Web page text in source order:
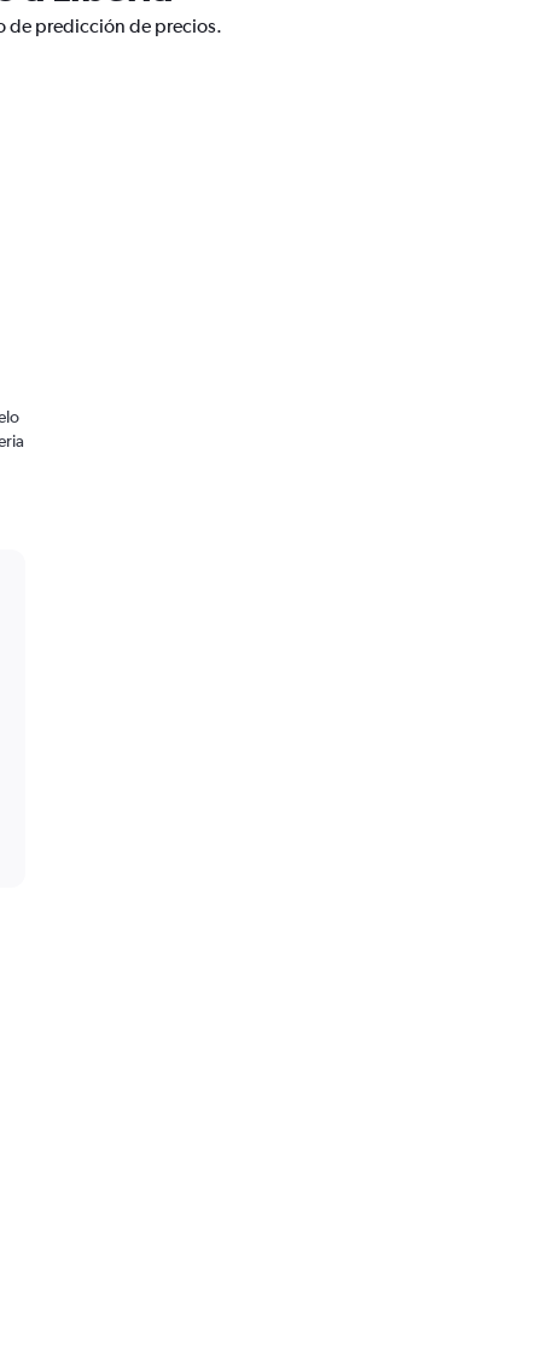
de predicción de precios.